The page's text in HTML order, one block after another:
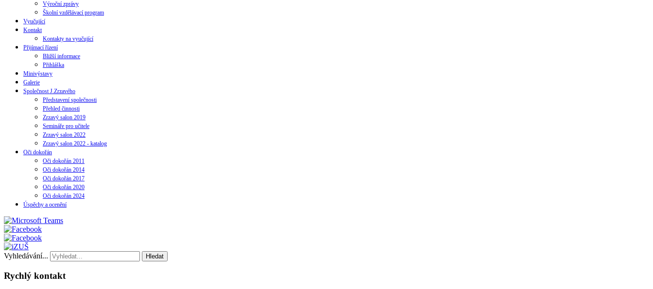
Výroční zprávy
Školní vzdělávací program
Vyučující
Kontakt
Kontakty na vyučující
Přijímací řízení
Bližší informace
Přihláška
Minivýstavy
Galerie
Společnost J.Zrzavého
Představení společnosti
Přehled činnosti
Zrzavý salon 2019
Semináře pro učitele
Zrzavý salon 2022
Zrzavý salon 2022 - katalog
Oči dokořán
Oči dokořán 2011
Oči dokořán 2014
Oči dokořán 2017
Oči dokořán 2020
Oči dokořán 2024
Úspěchy a ocenění
Vyhledávání... Hledat
Rychlý kontakt